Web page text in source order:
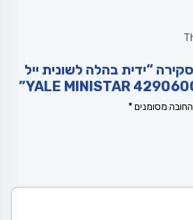
“ידית בהלה לשונית ייל
מסומנים*